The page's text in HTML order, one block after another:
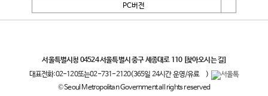
PC버전
서울특별시청 04524 서울특별시 중구 세종대로 110 [찾아오시는 길]
대표전화:02-120또는02-731-2120(365일 24시간 운영/유료
)
© Seoul Metropolitan Government all rights reserved